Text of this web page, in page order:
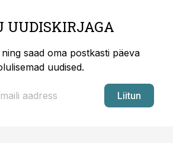
UUDISKIRJAGA
saad oma postkasti päeva
uudised.
Liitun